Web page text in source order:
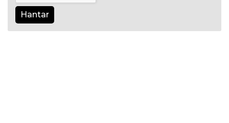
Hantar